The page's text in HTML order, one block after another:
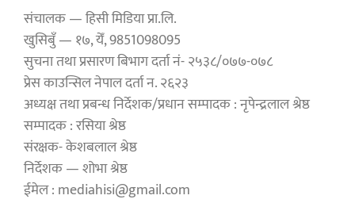
संचालक — हिसी मिडिया प्रा.लि.
खुसिबुँ — १७, येँ, 9851098095
सुचना तथा प्रसारण बिभाग दर्ता नं- २५३८/०७७-०७८
प्रेस काउन्सिल नेपाल दर्ता न. २६२३
अध्यक्ष तथा प्रबन्ध निर्देशक/प्रधान सम्पादक : नृपेन्द्रलाल श्रेष्ठ
सम्पादक : रसिया श्रेष्ठ
संरक्षक- केशबलाल श्रेष्ठ
निर्देशक — शोभा श्रेष्ठ
ईमेल : mediahisi@gmail.com